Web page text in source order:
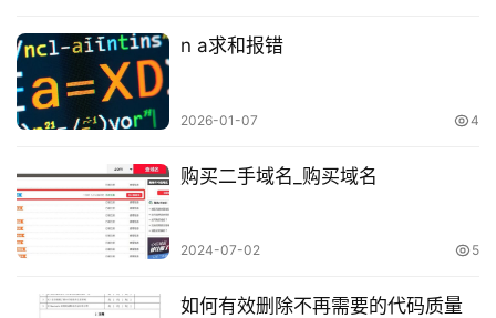
n a求和报错
2026-01-07 4
购买二手域名_购买域名
2024-07-02 5
如何有效删除不再需要的代码质量